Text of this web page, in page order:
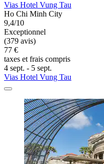
Vias Hotel Vung Tau
Ho Chi Minh City
9,4/10
Exceptionnel
(379 avis)
77 €
taxes et frais compris
4 sept. - 5 sept.
Vias Hotel Vung Tau